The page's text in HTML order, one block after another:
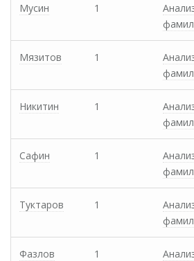
Мусин 1
Мязитов 1
Никитин 1
Сафин 1
Туктаров 1
Фазлов 1